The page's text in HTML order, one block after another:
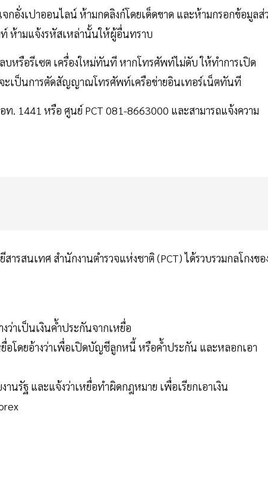
กอั่งเปาออนไลน์ ห้ามกดลิงก์โดยเด็ดขาด และห้ามกรอกข้อมูลส่
ห้ามแจ้งรหัสเหล่านั้นให้ผู้อื่นทราบ
รือรีเซต เครื่องใหม่ทันที หากโทรศัพท์ไม่ดับ ให้ทำการเปิด
ะเป็นการตัดสัญญาณโทรศัพท์เครือข่ายอินเทอร์เน็ตทันที
. 1441 หรือ ศูนย์ PCT 081-8663000 และสามารถแจ้งความ
รสนเทศ สํานักงานตํารวจแห่งชาติ (PCT) ได้รวบรวมกลโกงขอ
ว่าเป็นเงินค้ำประกันจากเหยื่อ
อโดยอ้างว่าเพื่อเปิดบัญชีลูกหนี้ หรือค้ำประกัน และหลอกเอา
นรัฐ และแจ้งว่าเหยื่อทำผิดกฎหมาย เพื่อเรียกเอาเงิน